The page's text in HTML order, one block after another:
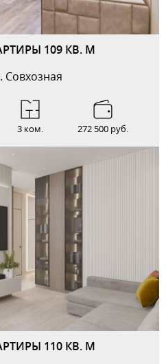
109 КВ. М
Совхозная
3 ком. 272 500 руб.
110 КВ. М